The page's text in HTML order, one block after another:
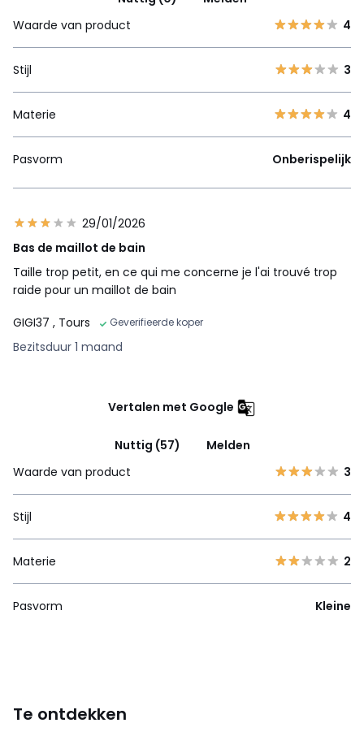
Waarde van product
4
Stijl 3
Materie 4
Pasvorm Onberispelijk
29/01/2026
Bas de maillot de bain
Taille trop petit, en ce qui me concerne je l'ai trouvé trop
raide pour un maillot de bain
GIGI37 , Tours Geverifieerde koper
Bezitsduur 1 maand
Vertalen met Google
Nuttig (57)
Melden
Waarde van product
3
Stijl 4
Materie 2
Pasvorm Kleine
Te ontdekken